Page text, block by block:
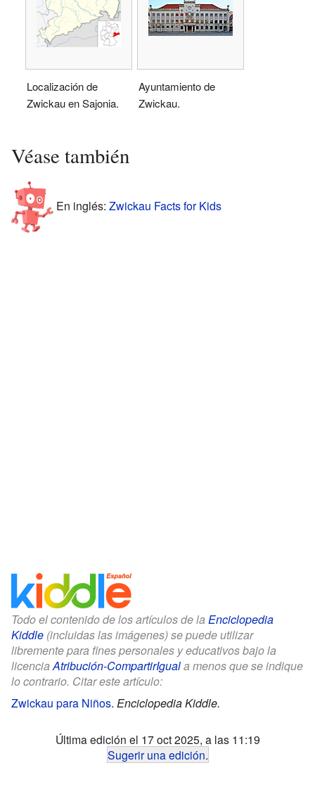
Localización de
Zwickau en Sajonia.
Ayuntamiento de
Zwickau.
Véase también
En inglés: Zwickau Facts for Kids
Todo el contenido de los artículos de la Enciclopedia
Kiddle (incluidas las imágenes) se puede utilizar
libremente para fines personales y educativos bajo la
licencia Atribución-CompartirIguala menos que se indique
lo contrario. Citar este artículo:
Zwickau para Niños. Enciclopedia Kiddle.
Última edición el 17 oct 2025, a las 11:19
Sugerir una edición.